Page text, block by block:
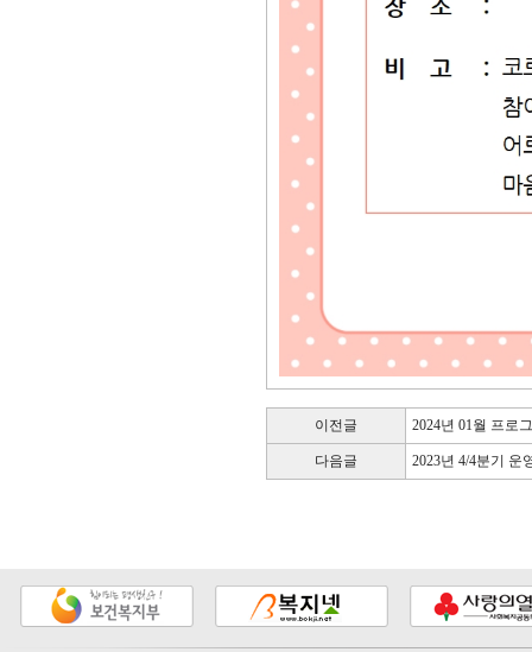
이전글 2024년 01월 프로
다음글 2023년 4/4분기 운